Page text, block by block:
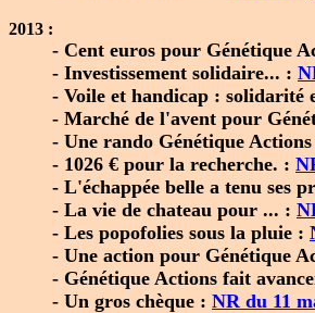
2013 :
- Cent euros pour Génétique
- Investissement solidaire... :
- Voile et handicap : solidarité
- Marché de l'avent pour
- Une rando Génétique
- 1026 € pour la recherche. :
- L'échappée belle a tenu ses
- La vie de chateau pour ... :
- Les popofolies sous la pluie :
- Une action pour Génétique
- Génétique Actions fait
- Un gros chèque : NR du 11